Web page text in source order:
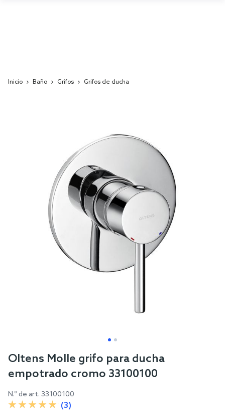
Inicio Baño Grifos Grifos de ducha
Skip
beginning
of
Oltens Molle grifo para ducha
empotrado cromo 33100100
N.º de art. 33100100
(3)